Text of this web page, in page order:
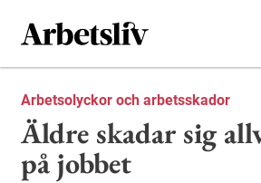
Hoppa till huvudinnehållet
Arbetsolyckor och arbetsskador
Äldre skadar sig
på jobbet